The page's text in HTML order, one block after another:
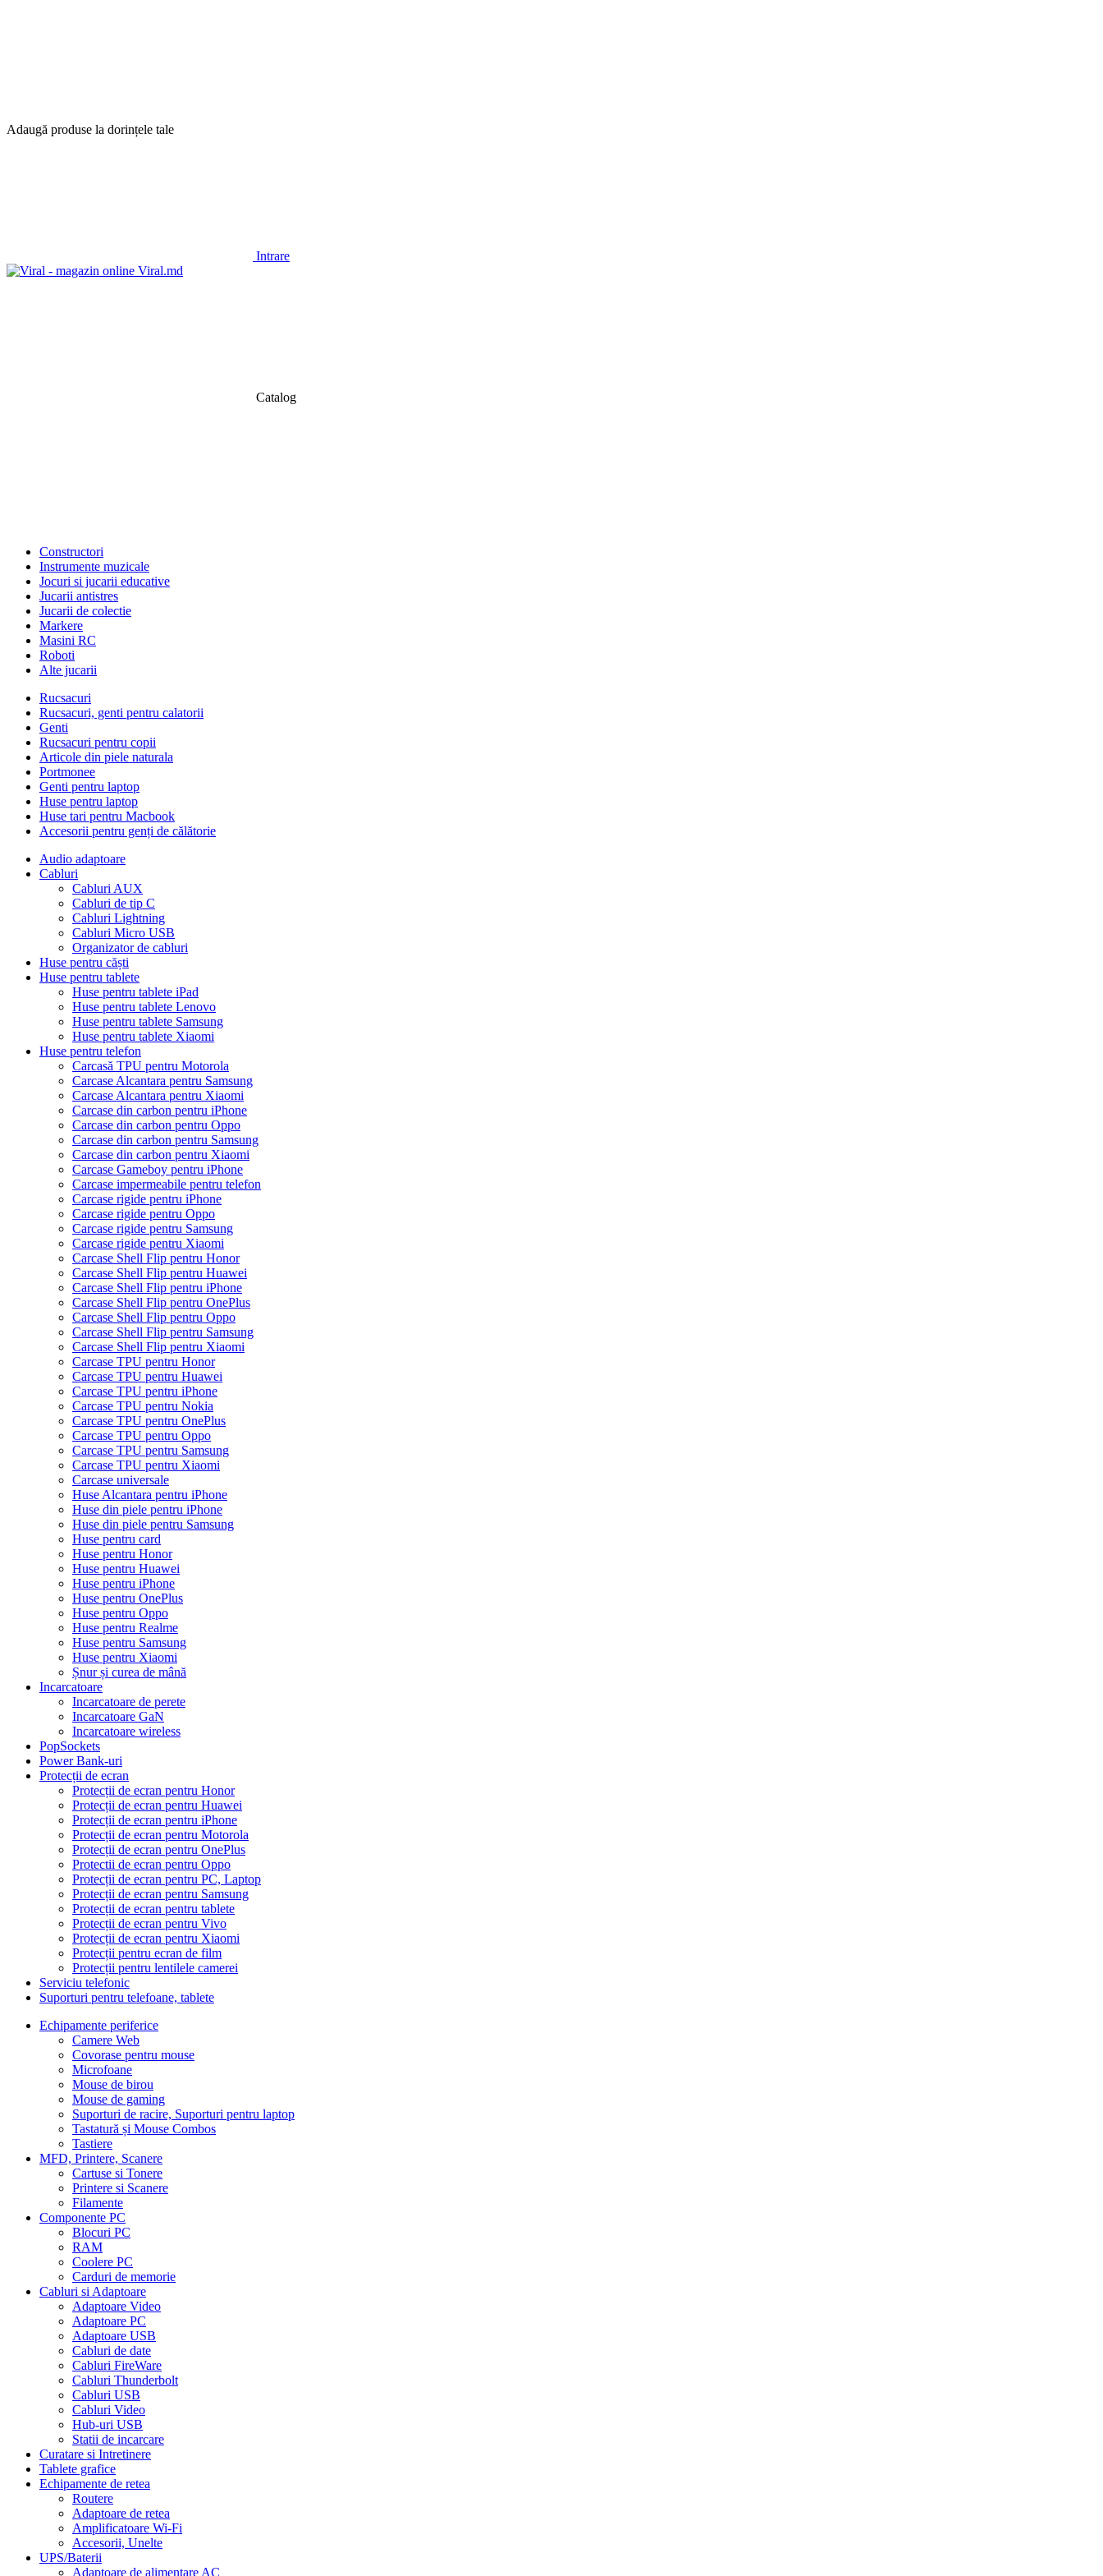
Adaugă produse la dorințele tale
Intrare
Catalog
Constructori
Instrumente muzicale
Jocuri si jucarii educative
Jucarii antistres
Jucarii de colectie
Markere
Masini RC
Roboti
Alte jucarii
Rucsacuri
Rucsacuri, genti pentru calatorii
Genti
Rucsacuri pentru copii
Articole din piele naturala
Portmonee
Genti pentru laptop
Huse pentru laptop
Huse tari pentru Macbook
Accesorii pentru genți de călătorie
Audio adaptoare
Cabluri
Cabluri AUX
Cabluri de tip C
Cabluri Lightning
Cabluri Micro USB
Organizator de cabluri
Huse pentru căști
Huse pentru tablete
Huse pentru tablete iPad
Huse pentru tablete Lenovo
Huse pentru tablete Samsung
Huse pentru tablete Xiaomi
Huse pentru telefon
Carcasă TPU pentru Motorola
Carcase Alcantara pentru Samsung
Carcase Alcantara pentru Xiaomi
Carcase din carbon pentru iPhone
Carcase din carbon pentru Oppo
Carcase din carbon pentru Samsung
Carcase din carbon pentru Xiaomi
Carcase Gameboy pentru iPhone
Carcase impermeabile pentru telefon
Carcase rigide pentru iPhone
Carcase rigide pentru Oppo
Carcase rigide pentru Samsung
Carcase rigide pentru Xiaomi
Carcase Shell Flip pentru Honor
Carcase Shell Flip pentru Huawei
Carcase Shell Flip pentru iPhone
Carcase Shell Flip pentru OnePlus
Carcase Shell Flip pentru Oppo
Carcase Shell Flip pentru Samsung
Carcase Shell Flip pentru Xiaomi
Carcase TPU pentru Honor
Carcase TPU pentru Huawei
Carcase TPU pentru iPhone
Carcase TPU pentru Nokia
Carcase TPU pentru OnePlus
Carcase TPU pentru Oppo
Carcase TPU pentru Samsung
Carcase TPU pentru Xiaomi
Carcase universale
Huse Alcantara pentru iPhone
Huse din piele pentru iPhone
Huse din piele pentru Samsung
Huse pentru card
Huse pentru Honor
Huse pentru Huawei
Huse pentru iPhone
Huse pentru OnePlus
Huse pentru Oppo
Huse pentru Realme
Huse pentru Samsung
Huse pentru Xiaomi
Șnur și curea de mână
Incarcatoare
Incarcatoare de perete
Incarcatoare GaN
Incarcatoare wireless
PopSockets
Power Bank-uri
Protecții de ecran
Protecții de ecran pentru Honor
Protecții de ecran pentru Huawei
Protecții de ecran pentru iPhone
Protecții de ecran pentru Motorola
Protecții de ecran pentru OnePlus
Protectii de ecran pentru Oppo
Protecții de ecran pentru PC, Laptop
Protecții de ecran pentru Samsung
Protecții de ecran pentru tablete
Protecții de ecran pentru Vivo
Protecții de ecran pentru Xiaomi
Protecții pentru ecran de film
Protecții pentru lentilele camerei
Serviciu telefonic
Suporturi pentru telefoane, tablete
Echipamente periferice
Camere Web
Covorase pentru mouse
Microfoane
Mouse de birou
Mouse de gaming
Suporturi de racire, Suporturi pentru laptop
Tastatură și Mouse Combos
Tastiere
MFD, Printere, Scanere
Cartuse si Tonere
Printere si Scanere
Filamente
Componente PC
Blocuri PC
RAM
Coolere PC
Carduri de memorie
Cabluri si Adaptoare
Adaptoare Video
Adaptoare PC
Adaptoare USB
Cabluri de date
Cabluri FireWare
Cabluri Thunderbolt
Cabluri USB
Cabluri Video
Hub-uri USB
Statii de incarcare
Curatare si Intretinere
Tablete grafice
Echipamente de retea
Routere
Adaptoare de retea
Amplificatoare Wi-Fi
Accesorii, Unelte
UPS/Baterii
Adaptoare de alimentare AC